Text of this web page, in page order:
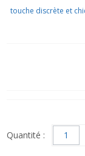
touche discrète et
Quantité :